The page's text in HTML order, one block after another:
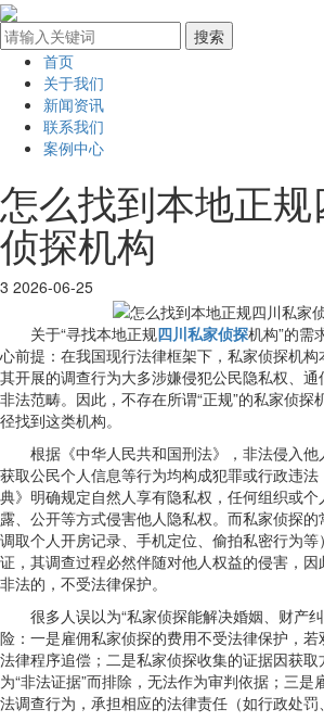
首页
关于我们
新闻资讯
联系我们
案例中心
怎么找到本地正
侦探机构
3 2026-06-25
关于“寻找本地正规四川私家侦探机构”的需
心前提：在我国现行法律框架下，私家侦探机构
其开展的调查行为大多涉嫌侵犯公民隐私权、
非法范畴。因此，不存在所谓“正规”的私家侦探
径找到这类机构。
根据《中华人民共和国刑法》，非法侵入
获取公民个人信息等行为均构成犯罪或行政违
典》明确规定自然人享有隐私权，任何组织或
露、公开等方式侵害他人隐私权。而私家侦探的
调取个人开房记录、手机定位、偷拍私密行为
证，其调查过程必然伴随对他人权益的侵害，
非法的，不受法律保护。
很多人误以为“私家侦探能解决婚姻、财产
险：一是雇佣私家侦探的费用不受法律保护，
法律程序追偿；二是私家侦探收集的证据因获
为“非法证据”而排除，无法作为审判依据；三
法调查行为，承担相应的法律责任（如行政处罚